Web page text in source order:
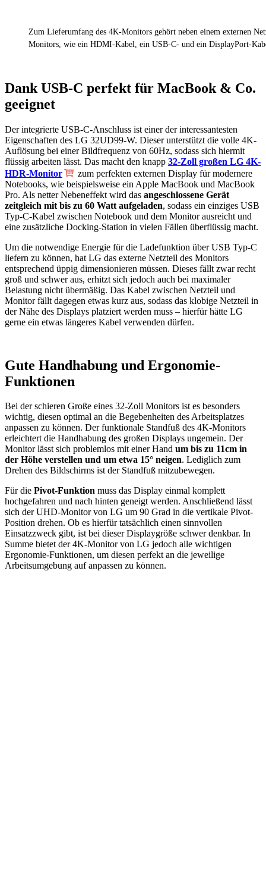
Zum Lieferumfang des 4K-Monitors gehört neben einem externen
Monitors, wie ein HDMI-Kabel, ein USB-C- und ein DisplayPort-
Dank USB-C perfekt für MacBook & Co.
geeignet
Der integrierte USB-C-Anschluss ist einer der interessantesten
Eigenschaften des LG 32UD99-W. Dieser unterstützt die volle 4K-
Auflösung bei einer Bildfrequenz von 60Hz, sodass sich hiermit
flüssig arbeiten lässt. Das macht den knapp 32-Zoll großen LG 4K-
HDR-Monitor
zum perfekten externen Display für modernere
Notebooks, wie beispielsweise ein Apple MacBook und MacBook
Pro. Als netter Nebeneffekt wird das angeschlossene Gerät
zeitgleich mit bis zu 60 Watt aufgeladen, sodass ein einziges USB
Typ-C-Kabel zwischen Notebook und dem Monitor ausreicht und
eine zusätzliche Docking-Station in vielen Fällen überflüssig macht.
Um die notwendige Energie für die Ladefunktion über USB Typ-C
liefern zu können, hat LG das externe Netzteil des Monitors
entsprechend üppig dimensionieren müssen. Dieses fällt zwar recht
groß und schwer aus, erhitzt sich jedoch auch bei maximaler
Belastung nicht übermäßig. Das Kabel zwischen Netzteil und
Monitor fällt dagegen etwas kurz aus, sodass das klobige Netzteil in
der Nähe des Displays platziert werden muss – hierfür hätte LG
gerne ein etwas längeres Kabel verwenden dürfen.
Gute Handhabung und Ergonomie-
Funktionen
Bei der schieren Große eines 32-Zoll Monitors ist es besonders
wichtig, diesen optimal an die Begebenheiten des Arbeitsplatzes
anpassen zu können. Der funktionale Standfuß des 4K-Monitors
erleichtert die Handhabung des großen Displays ungemein. Der
Monitor lässt sich problemlos mit einer Hand um bis zu 11cm in
der Höhe verstellen und um etwa 15° neigen. Lediglich zum
Drehen des Bildschirms ist der Standfuß mitzubewegen.
Für die Pivot-Funktion muss das Display einmal komplett
hochgefahren und nach hinten geneigt werden. Anschließend lässt
sich der UHD-Monitor von LG um 90 Grad in die vertikale Pivot-
Position drehen. Ob es hierfür tatsächlich einen sinnvollen
Einsatzzweck gibt, ist bei dieser Displaygröße schwer denkbar. In
Summe bietet der 4K-Monitor von LG jedoch alle wichtigen
Ergonomie-Funktionen, um diesen perfekt an die jeweilige
Arbeitsumgebung auf anpassen zu können.